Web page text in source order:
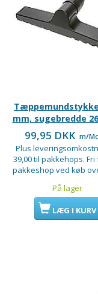
mm, sugebredde
99,95 DKK m/
Plus
39,00 til pakkehops. Fri
pakkeshop ved køb
På lager
LÆG I KURV